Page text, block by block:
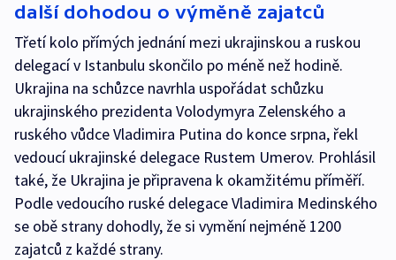
další dohodou o výměně zajatců
Třetí kolo přímých jednání mezi ukrajinskou a ruskou
delegací v Istanbulu skončilo po méně než hodině.
Ukrajina na schůzce navrhla uspořádat schůzku
ukrajinského prezidenta Volodymyra Zelenského a
ruského vůdce Vladimira Putina do konce srpna, řekl
vedoucí ukrajinské delegace Rustem Umerov. Prohlásil
také, že Ukrajina je připravena k okamžitému příměří.
Podle vedoucího ruské delegace Vladimira Medinského
se obě strany dohodly, že si vymění nejméně 1200
zajatců z každé strany.